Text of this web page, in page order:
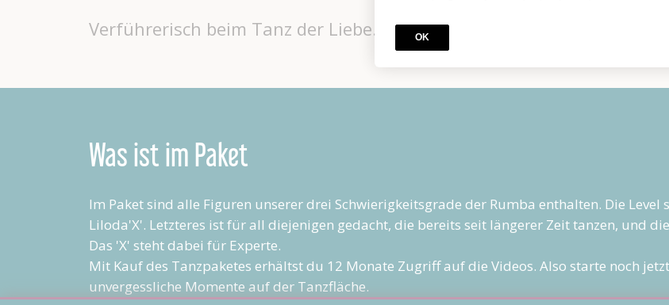
Verführerisch beim Tanz der Liebe.
Was ist im Paket
Im Paket sind alle Figuren unserer drei Schwierigkeitsgrade der Rumba enthalten. Die
Liloda'X'. Letzteres ist für all diejenigen gedacht, die bereits seit längerer Zeit tanzen, und
Das 'X' steht dabei für Experte.
Mit Kauf des Tanzpaketes erhältst du 12 Monate Zugriff auf die Videos. Also starte noch
unvergessliche Momente auf der Tanzfläche.
OK